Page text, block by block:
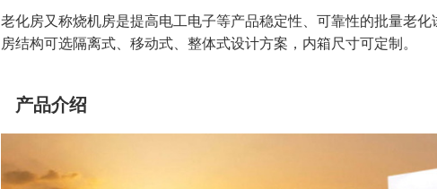
老化房又称烧机房是提高电工电子等产品稳定性、可靠性的批量老
房结构可选隔离式、移动式、整体式设计方案，内箱尺寸可定制。
产品介绍